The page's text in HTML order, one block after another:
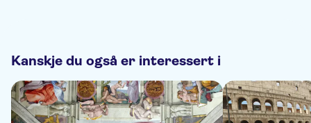
Kanskje du også er interessert i